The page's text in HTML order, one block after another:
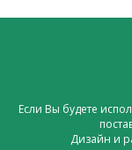
Если Вы будете
Дизайн и